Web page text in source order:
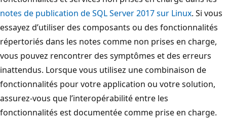
notes de publication de SQL Server 2017 sur Linux. Si vous
essayez d’utiliser des composants ou des fonctionnalités
répertoriés dans les notes comme non prises en charge,
vous pouvez rencontrer des symptômes et des erreurs
inattendus. Lorsque vous utilisez une combinaison de
fonctionnalités pour votre application ou votre solution,
assurez-vous que l’interopérabilité entre les
fonctionnalités est documentée comme prise en charge.